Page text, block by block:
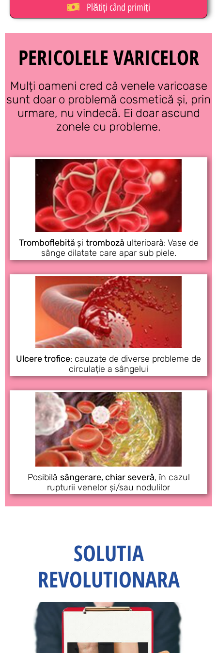
Plătiți când primiți
PERICOLELE VARICELOR
Mulți oameni cred că venele varicoase
sunt doar o problemă cosmetică și, prin
urmare, nu vindecă. Ei doar ascund
zonele cu probleme.
Tromboflebită și tromboză ulterioară: Vase de
sânge dilatate care apar sub piele.
Ulcere trofice: cauzate de diverse probleme de
circulație a sângelui
Posibilă sângerare, chiar severă, în cazul
rupturii venelor și/sau nodulilor
SOLUTIA
REVOLUTIONARA